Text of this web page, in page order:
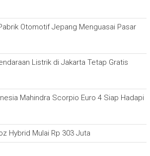
Otomotif Jepang Menguasai Pasar
Listrik di Jakarta Tetap Gratis
Mahindra Scorpio Euro 4 Siap Hadapi
Hybrid Mulai Rp 303 Juta